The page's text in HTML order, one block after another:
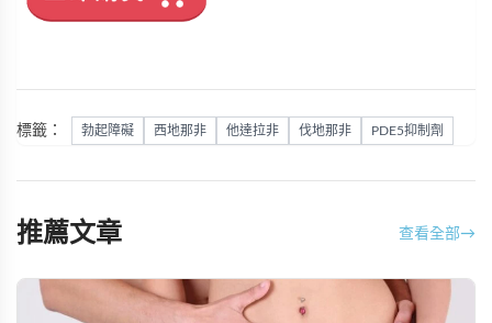
標籤： 勃起障礙 西地那非 他達拉非 伐地那非 PDE5抑制劑
推薦文章 查看全部→